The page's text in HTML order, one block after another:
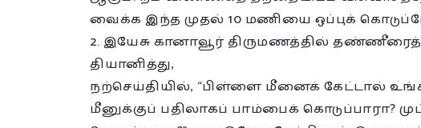
வைக்க இந்த முதல் 10 மணியை ஒப்புக்
2. இயேசு கானாவூர் திருமணத்தில்
தியானித்து,
நற்செய்தியில், “பிள்ளை மீனைக் கேட்டால்
மீனுக்குப் பதிலாகப் பாம்பைக்